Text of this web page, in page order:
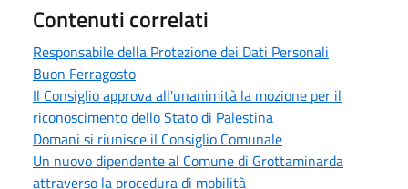
Contenuti correlati
Responsabile della Protezione dei Dati Personali
Buon Ferragosto
Il Consiglio approva all'unanimità la mozione per il
riconoscimento dello Stato di Palestina
Domani si riunisce il Consiglio Comunale
Un nuovo dipendente al Comune di Grottaminarda
attraverso la procedura di mobilità